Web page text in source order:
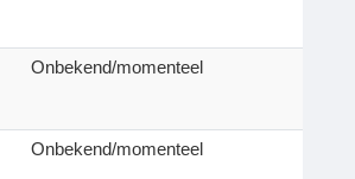
Onbekend/momenteel
Onbekend/momenteel